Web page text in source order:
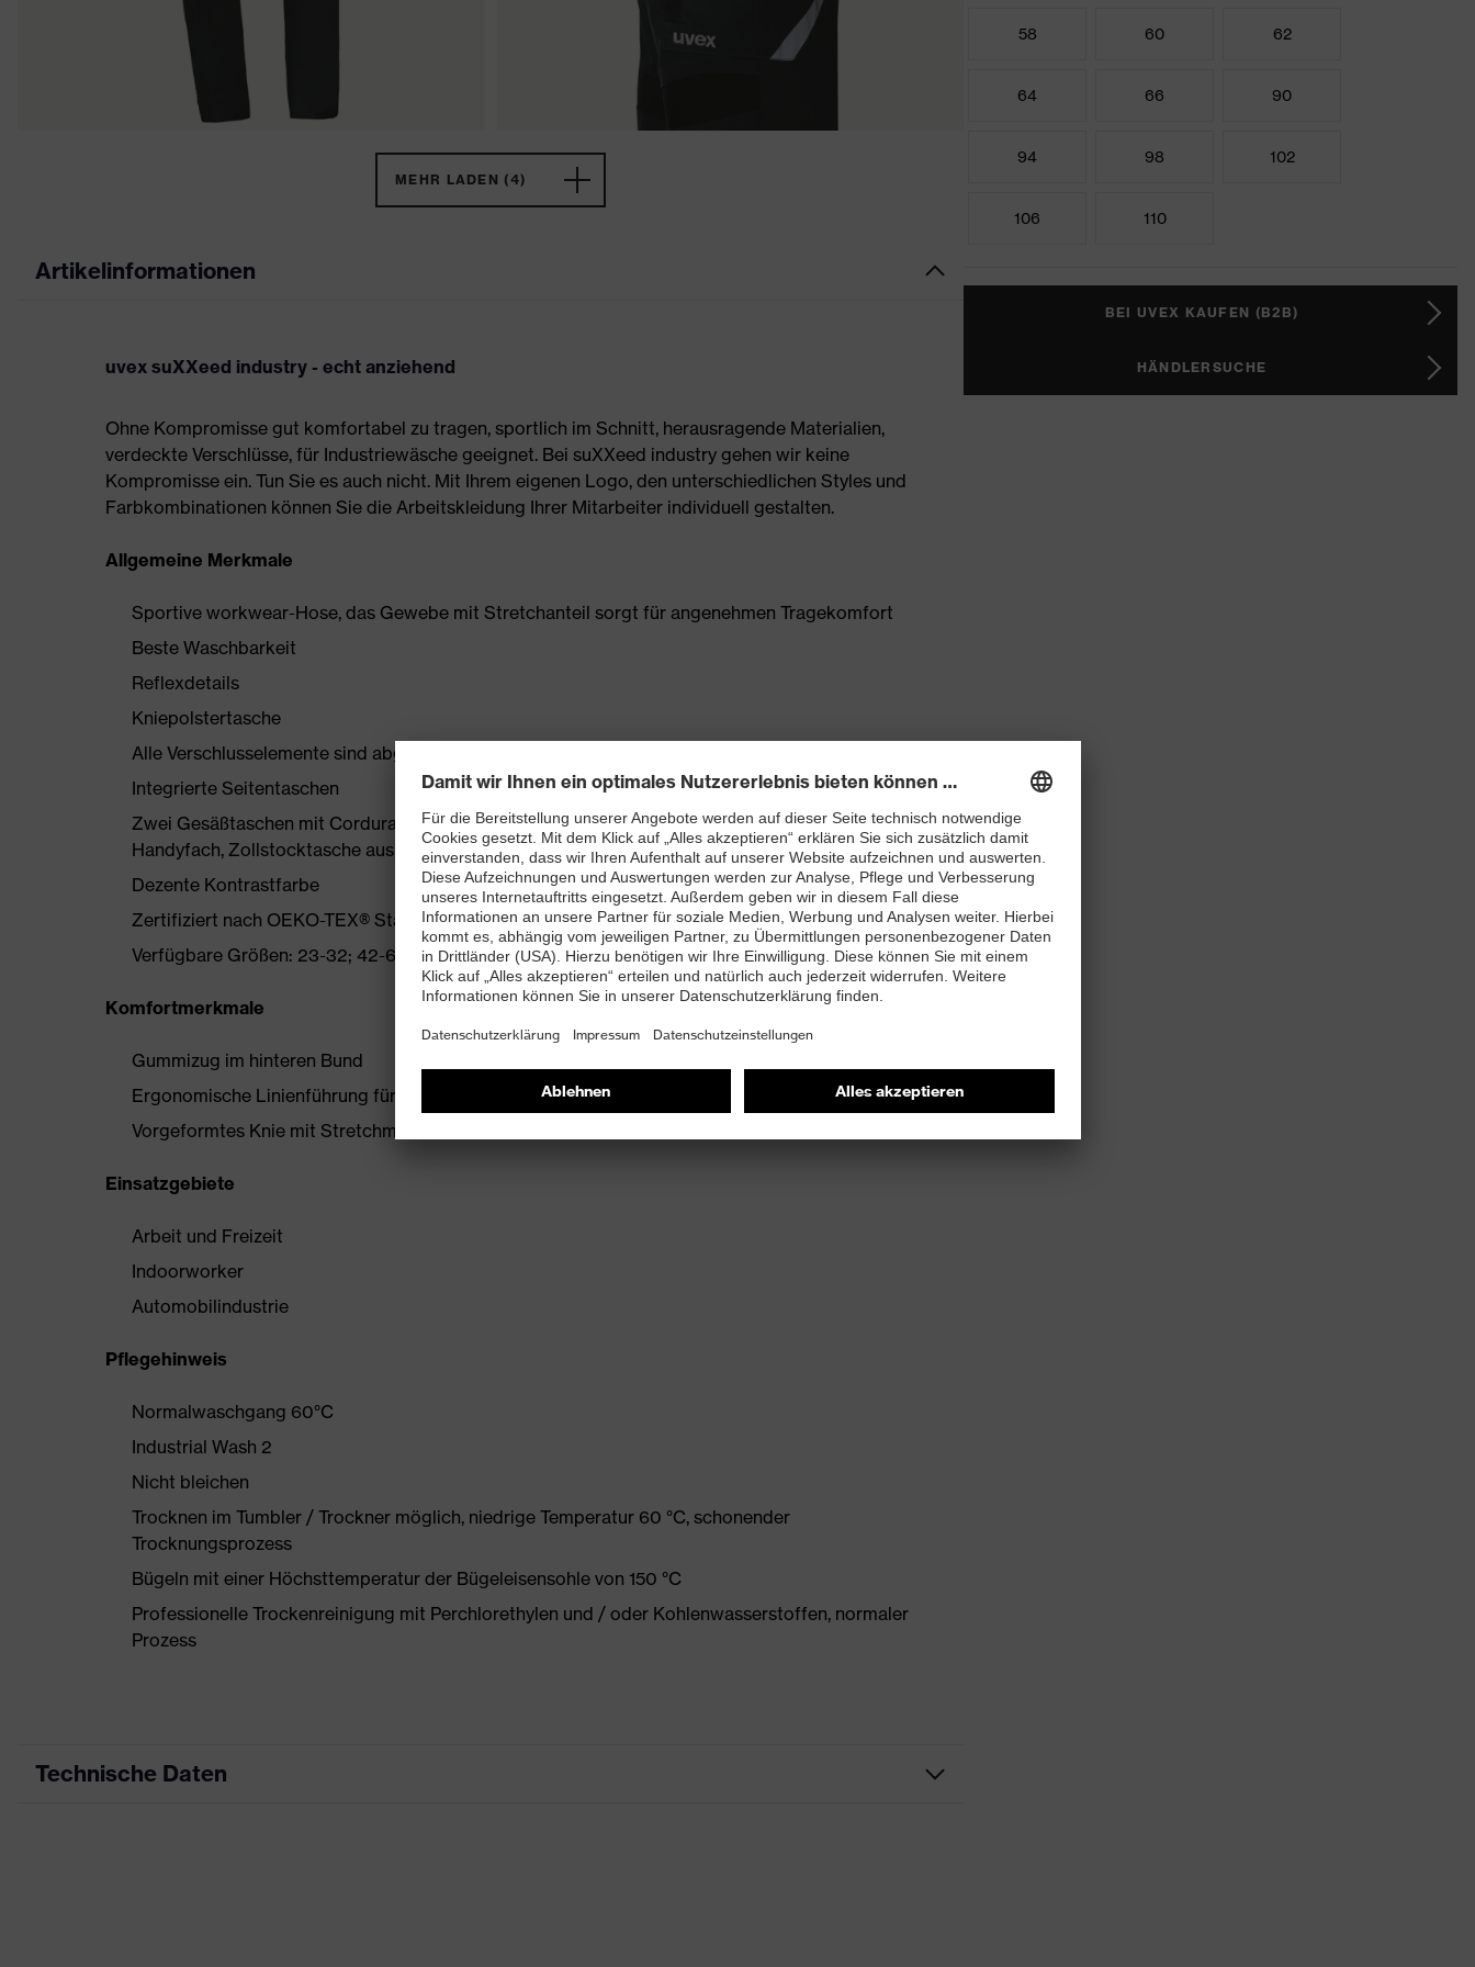
MEHR LADEN (4)
Artikelinformationen
uvex suXXeed industry - echt anziehend
Ohne Kompromisse gut komfortabel zu tragen, sportlich im Schnitt, herausragende Materialien,
verdeckte Verschlüsse, für Industriewäsche geeignet. Bei suXXeed industry gehen wir keine
Kompromisse ein. Tun Sie es auch nicht. Mit Ihrem eigenen Logo, den unterschiedlichen Styles und
Farbkombinationen können Sie die Arbeitskleidung Ihrer Mitarbeiter individuell gestalten.
Allgemeine Merkmale
Sportive workwear-Hose, das Gewebe mit Stretchanteil sorgt für angenehmen Tragekomfort
Beste Waschbarkeit
Reflexdetails
Kniepolstertasche
Alle Verschlusselemente sind abgedeckt
Integrierte Seitentaschen
Zwei Gesäßtaschen mit Cordura verstärkt, Schenkeltasche mit hohem Volumen und integriertem
Handyfach, Zollstocktasche aus Cordura
Dezente Kontrastfarbe
Zertifiziert nach OEKO-TEX® Standard 100
Verfügbare Größen: 23-32; 42-66 und 90-110
Komfortmerkmale
Gummizug im hinteren Bund
Ergonomische Linienführung für mehr Bewegungsfreiheit
Vorgeformtes Knie mit Stretchmaterial
Einsatzgebiete
Arbeit und Freizeit
Indoorworker
Automobilindustrie
Pflegehinweis
Normalwaschgang 60°C
Industrial Wash 2
Nicht bleichen
Trocknen im Tumbler / Trockner möglich, niedrige Temperatur 60 °C, schonender
Trocknungsprozess
Bügeln mit einer Höchsttemperatur der Bügeleisensohle von 150 °C
Professionelle Trockenreinigung mit Perchlorethylen und / oder Kohlenwasserstoffen, normaler
Prozess
Technische Daten
58 60 62
64 66 90
94 98 102
106 110
BEI UVEX KAUFEN (B2B)
HÄNDLERSUCHE